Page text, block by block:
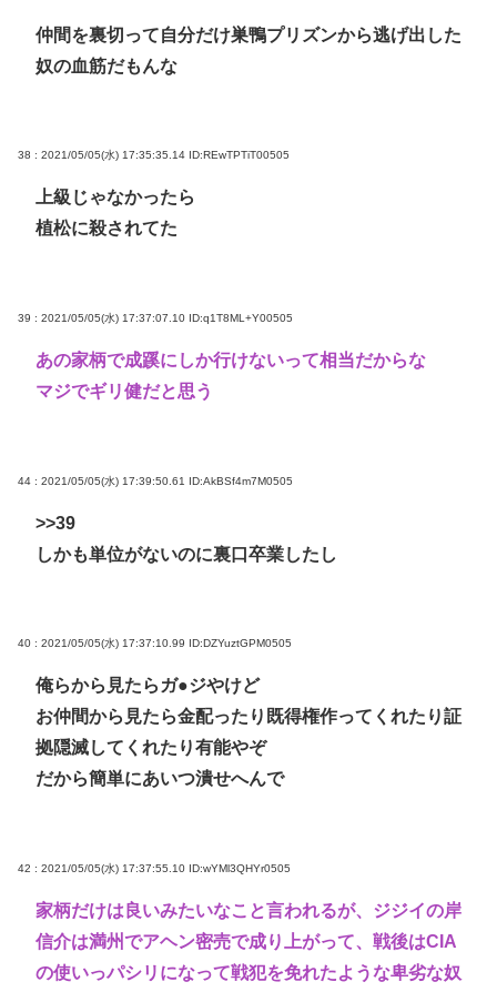
仲間を裏切って自分だけ巣鴨プリズンから逃げ出した
奴の血筋だもんな
38 : 2021/05/05(水) 17:35:35.14 ID:REwTPTiT00505
上級じゃなかったら
植松に殺されてた
39 : 2021/05/05(水) 17:37:07.10 ID:q1T8ML+Y00505
あの家柄で成蹊にしか行けないって相当だからな
マジでギリ健だと思う
44 : 2021/05/05(水) 17:39:50.61 ID:AkBSf4m7M0505
>>39
しかも単位がないのに裏口卒業したし
40 : 2021/05/05(水) 17:37:10.99 ID:DZYuztGPM0505
俺らから見たらガ●ジやけど
お仲間から見たら金配ったり既得権作ってくれたり証
拠隠滅してくれたり有能やぞ
だから簡単にあいつ潰せへんで
42 : 2021/05/05(水) 17:37:55.10 ID:wYMl3QHYr0505
家柄だけは良いみたいなこと言われるが、ジジイの岸
信介は満州でアヘン密売で成り上がって、戦後はCIA
の使いっパシリになって戦犯を免れたような卑劣な奴